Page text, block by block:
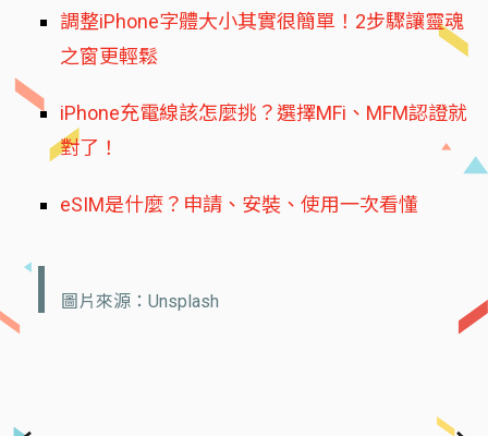
調整iPhone字體大小其實很簡單！2步驟讓靈魂
之窗更輕鬆
iPhone充電線該怎麼挑？選擇MFi、MFM認證就
對了！
eSIM是什麼？申請、安裝、使用一次看懂
圖片來源：Unsplash